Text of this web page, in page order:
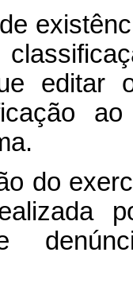
editar
do